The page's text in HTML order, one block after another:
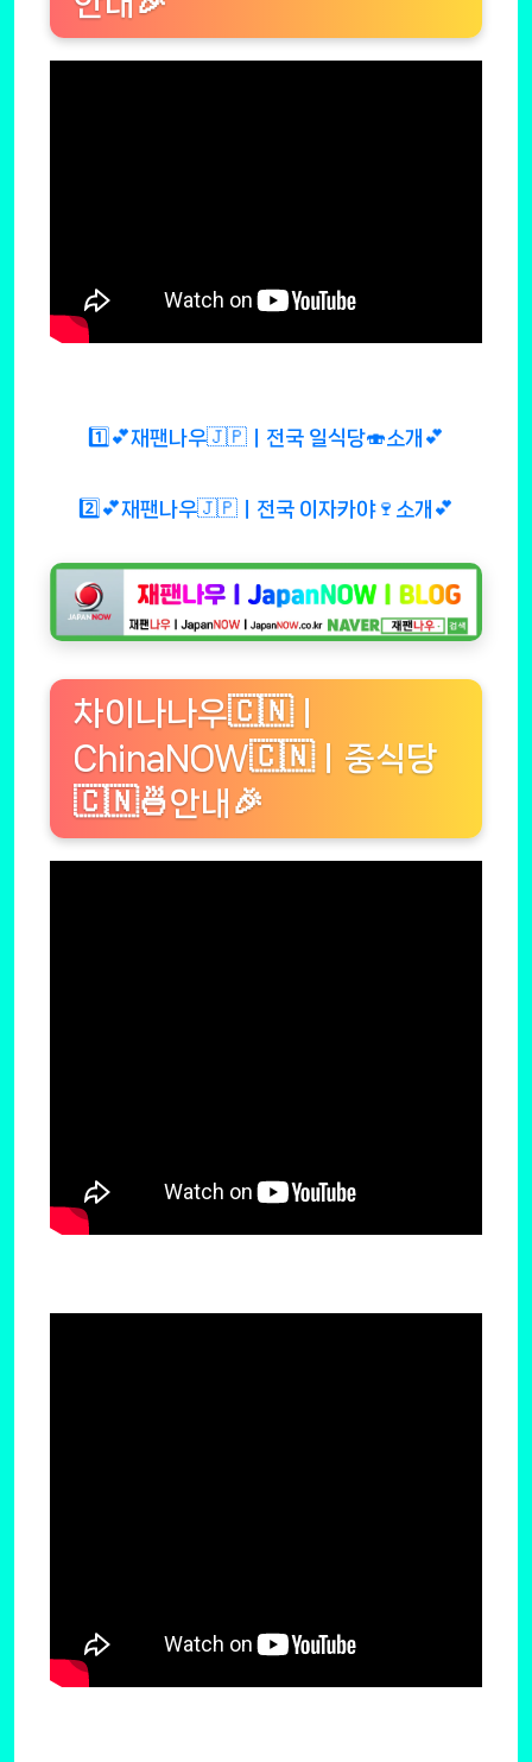
1️⃣💕재팬나우🇯🇵ㅣ전국 일식당🍣소개💕
2️⃣💕재팬나우🇯🇵ㅣ전국 이자카야🍷소개💕
차이나나우🇨🇳ㅣ
ChinaNOW🇨🇳ㅣ중식당
🇨🇳🍜안내🎉